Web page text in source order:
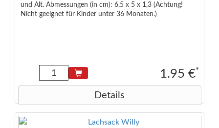
und Alt. Abmessungen (in cm): 6,5 x 5 x 1,3 (Achtung!
Nicht geeignet für Kinder unter 36 Monaten.)
1.95 €*
Details